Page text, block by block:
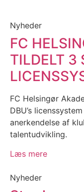
Nyheder
FC
TILDELT 3
FC Helsingør
DBU’s
anerkendelse af
talentudvikling.
Læs mere
Nyheder